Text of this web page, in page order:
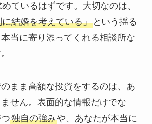
ているはずです。大切なのは、
に結婚を考えている」という揺る
当に寄り添ってくれる相談所な
まま高額な投資をするのは、あ
せん。表面的な情報だけでな
独自の強みや、あなたが本当に